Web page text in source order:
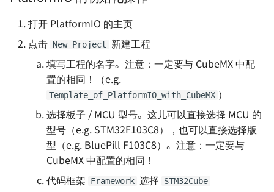
打开 PlatformIO 的主页
点击 New Project
新建工程
填写工程的名字。注意：一定要与 CubeMX 中配
置的相同！（e.g.
Template_of_PlatformIO_with_CubeMX ）
选择板子 / MCU 型号。这儿可以直接选择 MCU 的
型号（e.g. STM32F103C8），也可以直接选择版
型（e.g. BluePill F103C8）。注意：一定要与
CubeMX 中配置的相同！
代码框架
Framework 选择 STM32Cube